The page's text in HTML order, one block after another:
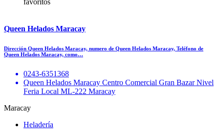
Queen Helados Maracay
Dirección Queen Helados Maracay, numero de Queen Helados Maracay, Teléfono de
Queen Helados Maracay, como…
0243-6351368
Queen Helados Maracay Centro Comercial Gran Bazar Nivel
Feria Local ML-222 Maracay
Maracay
Heladería